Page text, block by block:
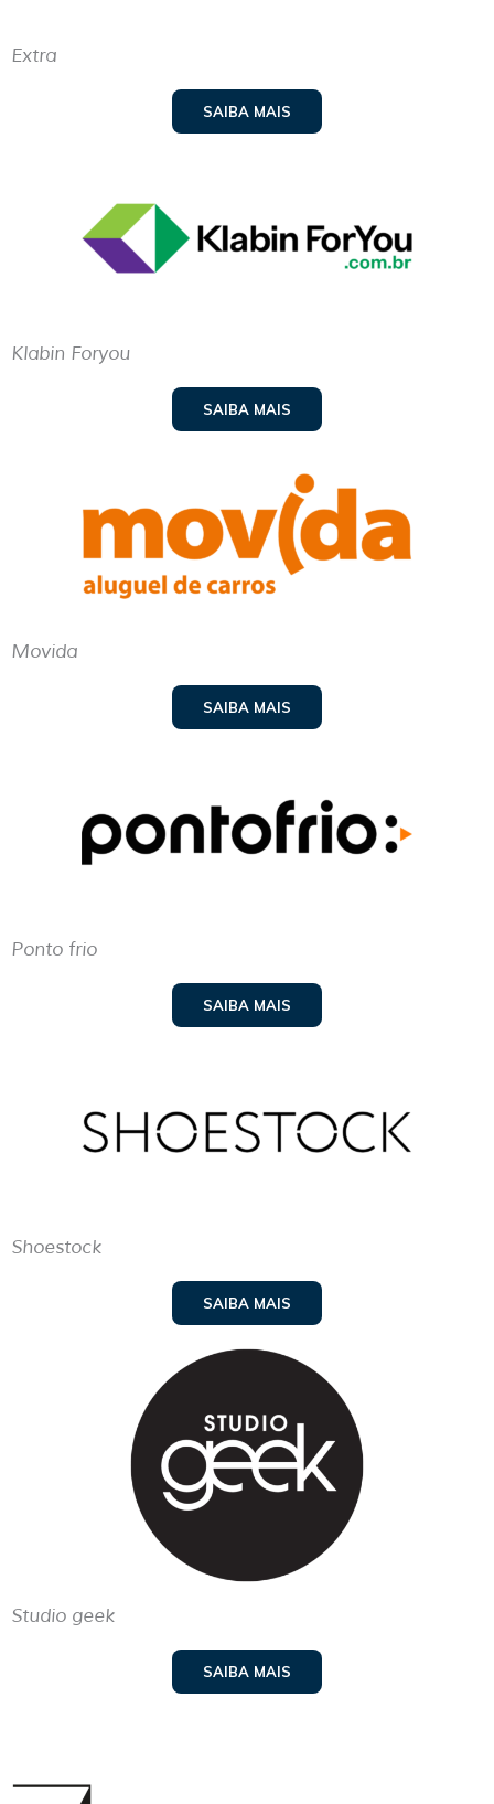
Extra
SAIBA MAIS
Klabin Foryou
SAIBA MAIS
Movida
SAIBA MAIS
Ponto frio
SAIBA MAIS
Shoestock
SAIBA MAIS
Studio geek
SAIBA MAIS